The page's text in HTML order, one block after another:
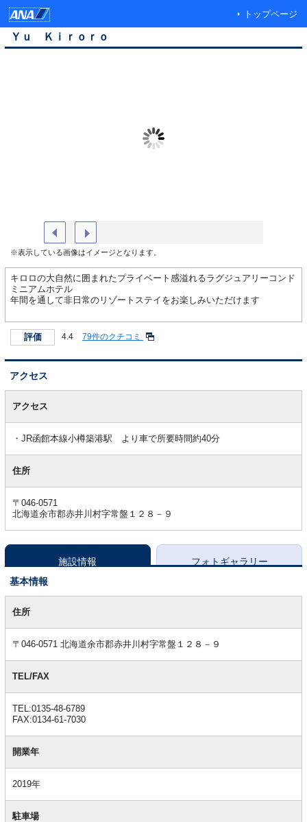
トップページ
Ｙｕ Ｋｉｒｏｒｏ
※表示している画像はイメージとなります。
キロロの大自然に囲まれたプライベート感溢れるラグジュアリーコンド
ミニアムホテル
年間を通して非日常のリゾートステイをお楽しみいただけます
評価 4.4 79件のクチコミ
アクセス
アクセス
JR函館本線小樽築港駅 より車で所要時間約40分
住所
〒046-0571
北海道余市郡赤井川村字常盤１２８－９
施設情報
フォトギャラリー
基本情報
本住所
〒046-0571 北海道余市郡赤井川村字常盤１２８－９
TEL/FAX
TEL:0135-48-6789
FAX:0134-61-7030
開業年
2019年
駐車場